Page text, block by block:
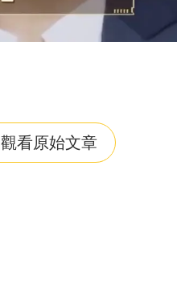
觀看原始文章